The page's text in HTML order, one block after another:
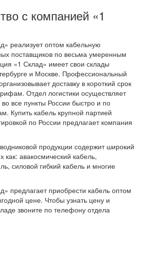
с компанией «1
реализует оптом кабельную
поставщиков по весьма умеренным
«1 Склад» имеет свои склады
и Москве. Профессиональный
доставку в короткий срок
Отдел логистики осуществляет
во все пункты России быстро и по
Купить кабель крупной партией
по России предлагает компания
продукции содержит широкий
как: авакосмический кабель,
силовой гибкий кабель и многие
предлагает приобрести кабель оптом
цене. Чтобы узнать цену и
звоните по телефону отдела